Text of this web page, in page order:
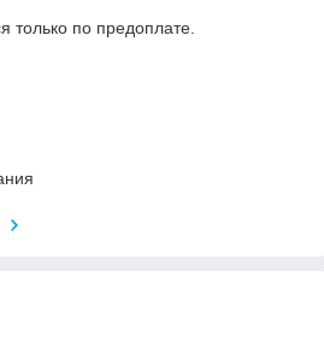
только по предоплате.